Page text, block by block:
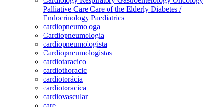
Palliative Care Care of the Elderly Diabetes /
Endocrinology Paediatrics
cardiopneumologa
Cardiopneumologia
cardiopneumologista
Cardiopneumologistas
cardiotaracico
cardiothoracic
cardiotorácia
cardiotoracica
cardiovascular
care